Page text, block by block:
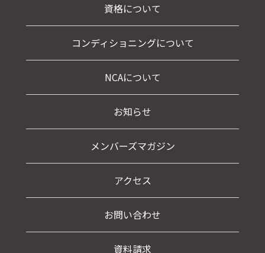
資格について
コンディショニングについて
NCAについて
お知らせ
メンバーズマガジン
アクセス
お問い合わせ
資料請求